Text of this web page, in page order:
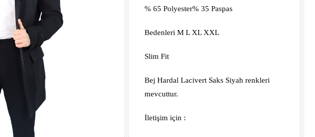
% 65 Polyester% 35 Paspas
Bedenleri M L XL XXL
Slim Fit
Bej Hardal Lacivert Saks Siyah renkleri
mevcuttur.
İletişim için :